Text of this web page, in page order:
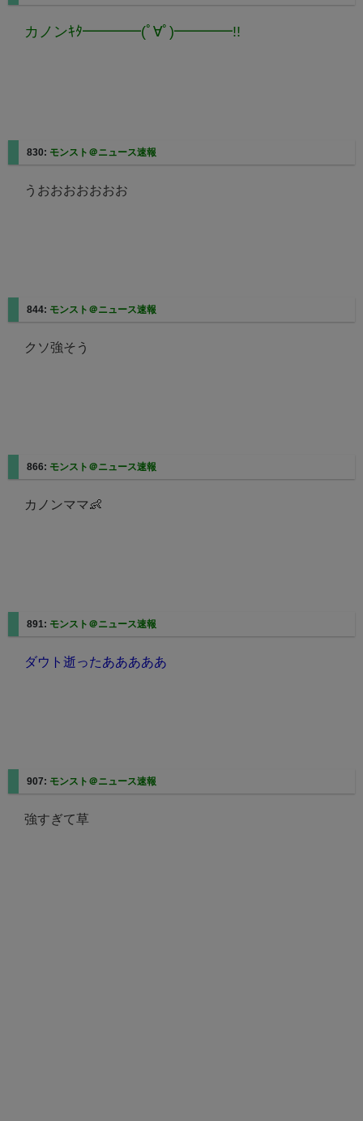
カノンｷﾀ━━━━(ﾟ∀ﾟ)━━━━!!
830: モンスト＠ニュース速報
うおおおおおおお
844: モンスト＠ニュース速報
クソ強そう
866: モンスト＠ニュース速報
カノンママ👶
891: モンスト＠ニュース速報
ダウト逝ったあああああ
907: モンスト＠ニュース速報
強すぎて草